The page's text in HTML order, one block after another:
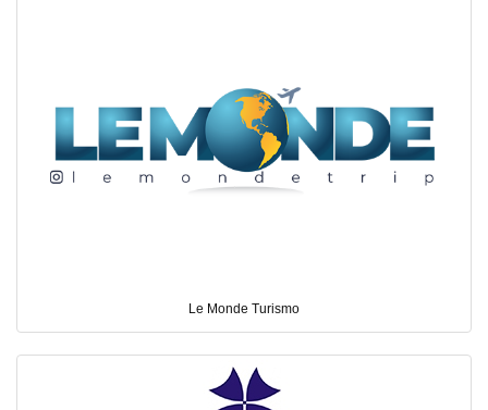
Le Monde Turismo